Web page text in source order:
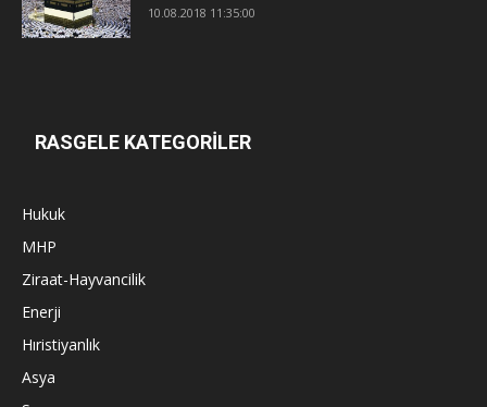
10.08.2018 11:35:00
RASGELE KATEGORİLER
Hukuk
MHP
Ziraat-Hayvancilik
Enerji
Hıristiyanlık
Asya